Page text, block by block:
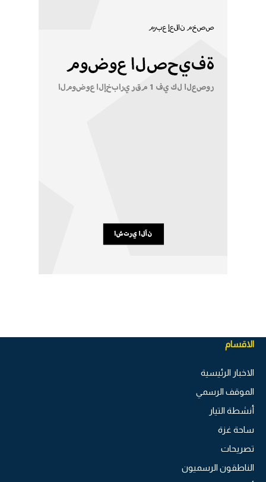
الاقسام
الاخبار الرئيسية
الموقف الرسمي
أنشطة التيار
ساحة غزة
تصريحات
الناطقون الرسميون